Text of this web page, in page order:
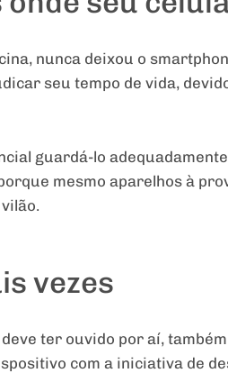
nunca deixou o
seu tempo de vida,
guardá-lo
mesmo aparelhos à
vezes
ter ouvido por aí,
com a iniciativa de